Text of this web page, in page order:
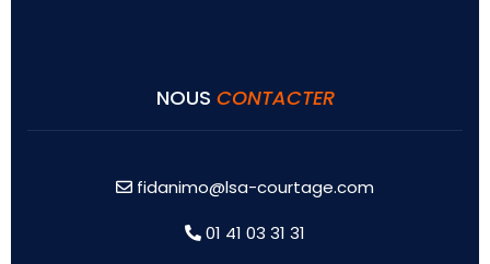
NOUS CONTACTER
fidanimo@lsa-courtage.com
01 41 03 31 31